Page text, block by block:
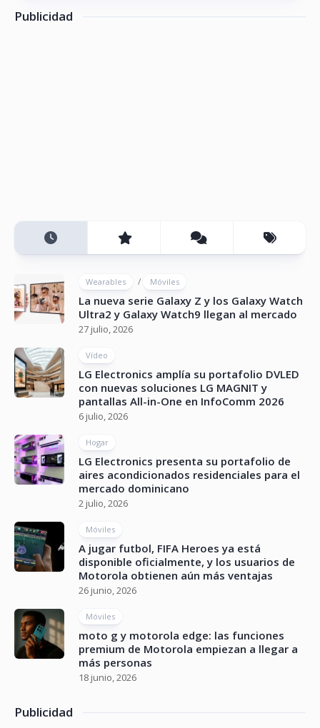
Publicidad
Wearables / Móviles
La nueva serie Galaxy Z y los Galaxy Watch
Ultra2 y Galaxy Watch9 llegan al mercado
27 julio, 2026
Vídeo
LG Electronics amplía su portafolio DVLED
con nuevas soluciones LG MAGNIT y
pantallas All-in-One en InfoComm 2026
6 julio, 2026
Hogar
LG Electronics presenta su portafolio de
aires acondicionados residenciales para el
mercado dominicano
2 julio, 2026
Móviles
A jugar futbol, FIFA Heroes ya está
disponible oficialmente, y los usuarios de
Motorola obtienen aún más ventajas
26 junio, 2026
Móviles
moto g y motorola edge: las funciones
premium de Motorola empiezan a llegar a
más personas
18 junio, 2026
Publicidad